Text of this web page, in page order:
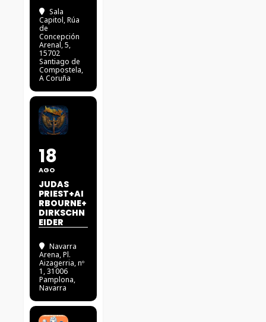
Sala
Capitol, Rúa
de
Concepción
Arenal, 5,
15702
Santiago de
Compostela,
A Coruña
18
AGO
JUDAS
PRIEST+AI
RBOURNE+
DIRKSCHN
EIDER
Navarra
Arena, Pl.
Aizagerria, nº
1, 31006
Pamplona,
Navarra